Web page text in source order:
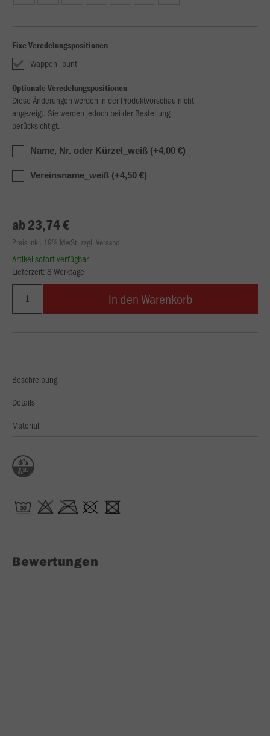
Fixe Veredelungspositionen
Wappen_bunt
Optionale Veredelungspositionen
Diese Änderungen werden in der Produktvorschau nicht
angezeigt. Sie werden jedoch bei der Bestellung
berücksichtigt.
Name, Nr. oder Kürzel_weiß (+4,00 €)
Vereinsname_weiß (+4,50 €)
ab 23,74 €
Preis inkl. 19% MwSt. zzgl. Versand
Artikel sofort verfügbar
Lieferzeit: 8 Werktage
In den Warenkorb
Beschreibung
Details
Material
Bewertungen